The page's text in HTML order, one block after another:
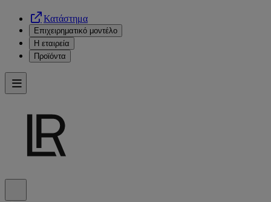
Κατάστημα
Επιχειρηματικό μοντέλο
Η εταιρεία
Προϊόντα